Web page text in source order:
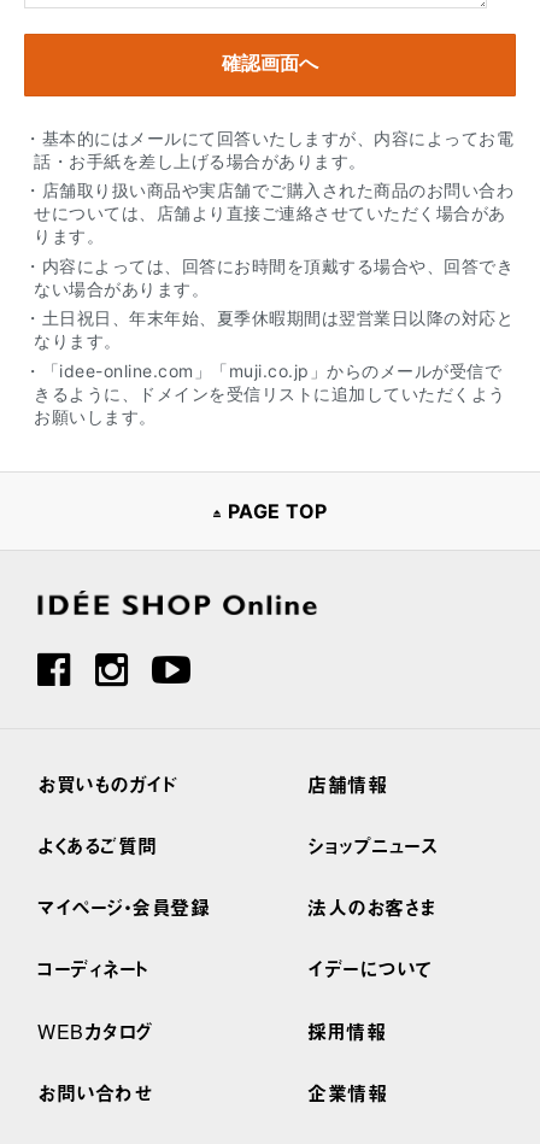
・基本的にはメールにて回答いたしますが、内容によってお電
話・お手紙を差し上げる場合があります。
・店舗取り扱い商品や実店舗でご購入された商品のお問い合わ
せについては、店舗より直接ご連絡させていただく場合があ
ります。
・内容によっては、回答にお時間を頂戴する場合や、回答でき
ない場合があります。
・土日祝日、年末年始、夏季休暇期間は翌営業日以降の対応と
なります。
・「idee-online.com」「muji.co.jp」からのメールが受信で
きるように、ドメインを受信リストに追加していただくよう
お願いします。
PAGE TOP
お買いものガイド
よくあるご質問
マイページ・会員登録
コーディネート
WEBカタログ
お問い合わせ
店舗情報
ショップニュース
法人のお客さま
イデーについて
採用情報
企業情報